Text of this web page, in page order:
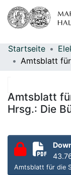
Bereiche &
Statistiken
Startseite
Amtsblatt
Hrsg.: Die
Amtsblatt für die